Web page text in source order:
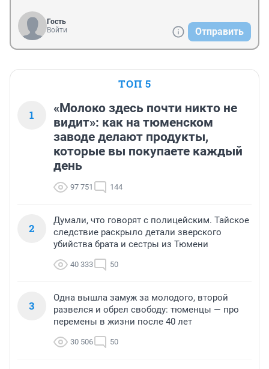
Гость
Войти
Отправить
ТОП 5
1
«Молоко здесь почти никто не
видит»: как на тюменском
заводе делают продукты,
которые вы покупаете каждый
день
97 751 144
2
Думали, что говорят с полицейским. Тайское
следствие раскрыло детали зверского
убийства брата и сестры из Тюмени
40 333 50
3
Одна вышла замуж за молодого, второй
развелся и обрел свободу: тюменцы — про
перемены в жизни после 40 лет
30 506 50